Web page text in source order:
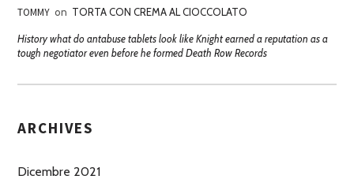
TOMMY on TORTA CON CREMA AL CIOCCOLATO
History what do antabuse tablets look like Knight earned a reputation as a
tough negotiator even before he formed Death Row Records
ARCHIVES
Dicembre 2021